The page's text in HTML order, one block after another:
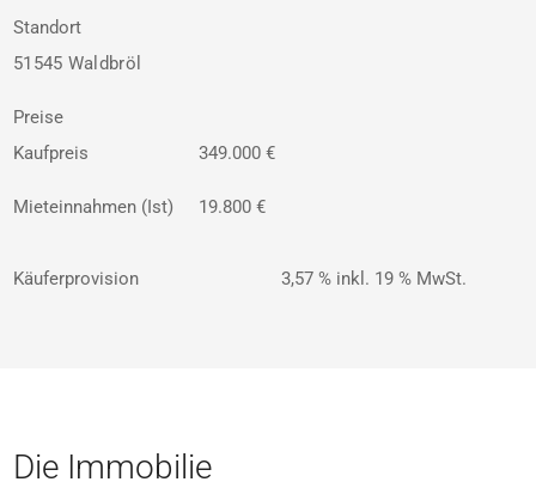
Standort
51545 Waldbröl
Preise
Kaufpreis
349.000 €
Mieteinnahmen (Ist) 19.800 €
Käuferprovision 3,57 % inkl. 19 % MwSt.
Die Immobilie